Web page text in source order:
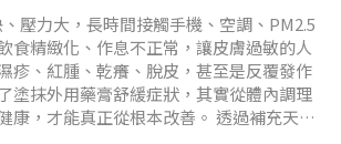
壓力大，長時間接觸手機、空調、PM2.5
食精緻化、作息不正常，讓皮膚過敏的人
疹、紅腫、乾癢、脫皮，甚至是反覆發作
塗抹外用藥膏舒緩症狀，其實從體內調理
康，才能真正從根本改善。 透過補充天然